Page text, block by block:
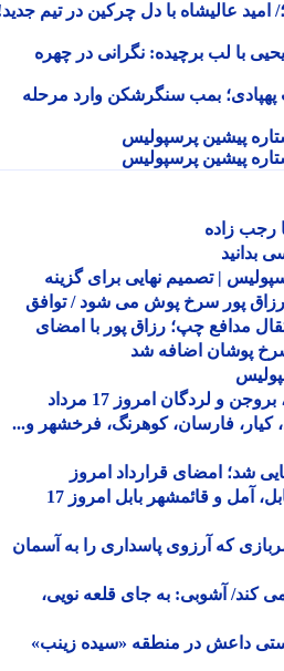
عالیشاه با دل چرکین در تیم جدید!
با لب برچیده: نگرانی در چهره
بمب سنگرشکن وارد مرحله
پیشین پرسپولیس
پیشین پرسپولیس
زاده
| تصمیم نهایی برای گزینه
پور سرخ پوش می شود / توافق
چپ؛ رزاق پور با امضای
اضافه شد
جدول قطعی برق شهرکرد، بروجن و لردگان امروز 17 مرداد
فارسان، کوهرنگ، فرخشهر و...
امضای قرارداد امروز
جدول قطعی برق ساری، بابل، آمل و قائمشهر بابل امروز 17
که آرزوی پاسداری را به آسمان
آشوبی: به جای قلعه نویی،
داعش در منطقه «سیده زینب»